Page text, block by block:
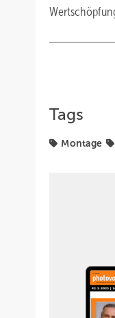
Tags
Montage